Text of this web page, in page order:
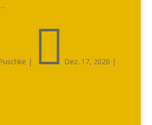
|  Dez. 17, 2020 |